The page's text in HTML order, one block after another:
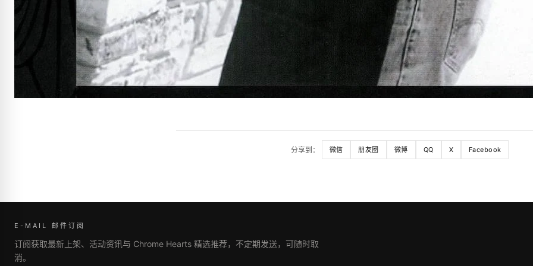
分享到： 微信 朋友圈 微博 QQ X Facebook
E-MAIL 邮件订阅
订阅获取最新上架、活动资讯与 Chrome Hearts 精选推荐，不定期发送，可随时取
消。